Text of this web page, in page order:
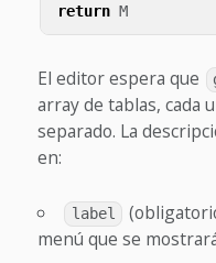
return M
El editor espera que
array de tablas, cada
separado. La
en:
label
menú que se